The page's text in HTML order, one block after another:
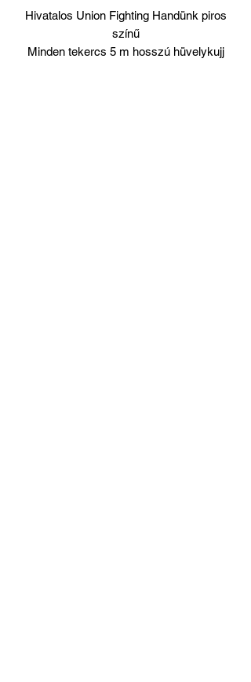
Hivatalos Union Fighting Handünk piros
színű
Minden tekercs 5 m hosszú hüvelykujj